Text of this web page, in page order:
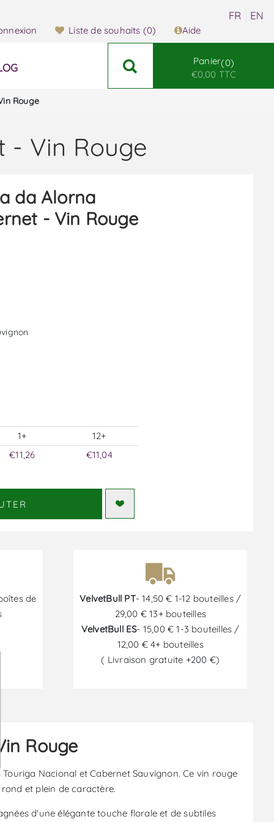
Liste de souhaits (0) Aide
Panier 0
€0,00 TTC
Rouge
- Vin Rouge
da Alorna
- Vin Rouge
1+
12+
€11,26
€11,04
de
VelvetBull PT- 14,50 € 1-12 bouteilles /
29,00 € 13+ bouteilles
VelvetBull ES- 15,00 € 1-3 bouteilles /
12,00 € 4+ bouteilles
( Livraison gratuite +200 €)
Rouge
Nacional et Cabernet Sauvignon. Ce vin rouge
et plein de caractère.
d'une élégante touche florale et de subtiles